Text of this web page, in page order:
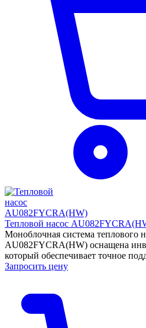
Тепловой насос
Моноблочная система теплового
AU082FYCRA(HW) оснащена
который обеспечивает точное
Запросить цену